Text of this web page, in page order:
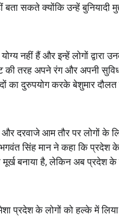
सकते क्योंकि उन्हें बुनियादी
नहीं हैं और इन्हें लोगों
की तरह अपने रंग और अपनी
का दुरुपयोग करके बेशुमार
दरवाजे आम तौर पर लोगों के
सिंह मान ने कहा कि प्रदेश के
बनाया है, लेकिन अब प्रदेश के
प्रदेश के लोगों को हल्के में लिया